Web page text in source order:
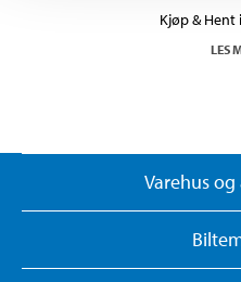
Kjøp &
LES
Varehus